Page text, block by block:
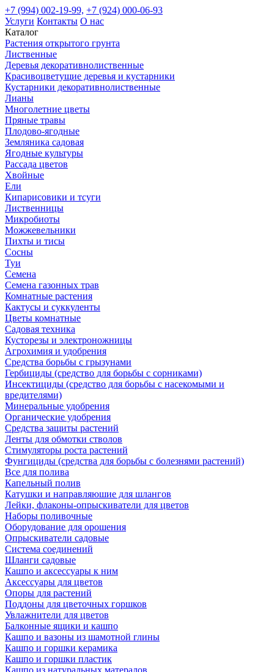
+7 (994) 002-19-99, +7 (924) 000-06-93
Услуги Контакты О нас
Каталог
Растения открытого грунта
Лиственные
Деревья декоративнолиственные
Красивоцветущие деревья и кустарники
Кустарники декоративнолиственные
Лианы
Многолетние цветы
Пряные травы
Плодово-ягодные
Земляника садовая
Ягодные культуры
Рассада цветов
Хвойные
Ели
Кипарисовики и тсуги
Лиственницы
Микробиоты
Можжевельники
Пихты и тисы
Сосны
Туи
Семена
Семена газонных трав
Комнатные растения
Кактусы и суккуленты
Цветы комнатные
Садовая техника
Кусторезы и электроножницы
Агрохимия и удобрения
Средства борьбы с грызунами
Гербициды (средство для борьбы с сорниками)
Инсектициды (средство для борьбы с насекомыми и
вредителями)
Минеральные удобрения
Органические удобрения
Средства защиты растений
Ленты для обмотки стволов
Стимуляторы роста растений
Фунгициды (средства для борьбы с болезнями растений)
Все для полива
Капельный полив
Катушки и направляюшие для шлангов
Лейки, флаконы-опрыскиватели для цветов
Наборы поливочные
Оборудование для орошения
Опрыскиватели садовые
Система соединений
Шланги садовые
Кашпо и аксессуары к ним
Аксессуары для цветов
Опоры для растений
Поддоны для цветочных горшков
Увлажнители для цветов
Балконные ящики и кашпо
Кашпо и вазоны из шамотной глины
Кашпо и горшки керамика
Кашпо и горшки пластик
Кашпо из натуральных матералов